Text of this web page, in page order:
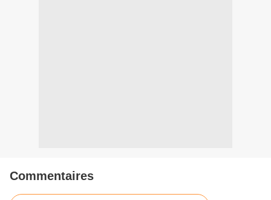
Commentaires